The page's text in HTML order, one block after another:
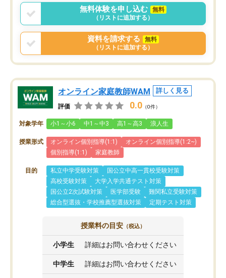
無料体験を申し込む
無料
（リストに追加する）
資料を請求する
無料
（リストに追加する）
オンライン家庭教師WAM 詳しく見る
評価 0.0 （0件）
対象学年 小1～小6 中1～中3 高1～高3 浪人生
授業形式 オンライン個別指導(1:1)
オンライン個別指導(1:2~)
個別指導(1:1)
家庭教師
目的 私立中学受験対策
国公立中高一貫校受験対策
高校受験対策
大学入学共通テスト対策
国公立2次試験対策
医学部受験
難関私立受験対策
総合型選抜・学校推薦型選抜対策
定期テスト対策
授業料の目安 （税込）
小学生 詳細はお問い合わせください
中学生 詳細はお問い合わせください